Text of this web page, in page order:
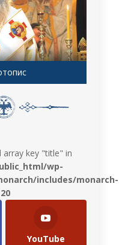
array key "title" in
wp-
includes/monarch-
20
YouTube